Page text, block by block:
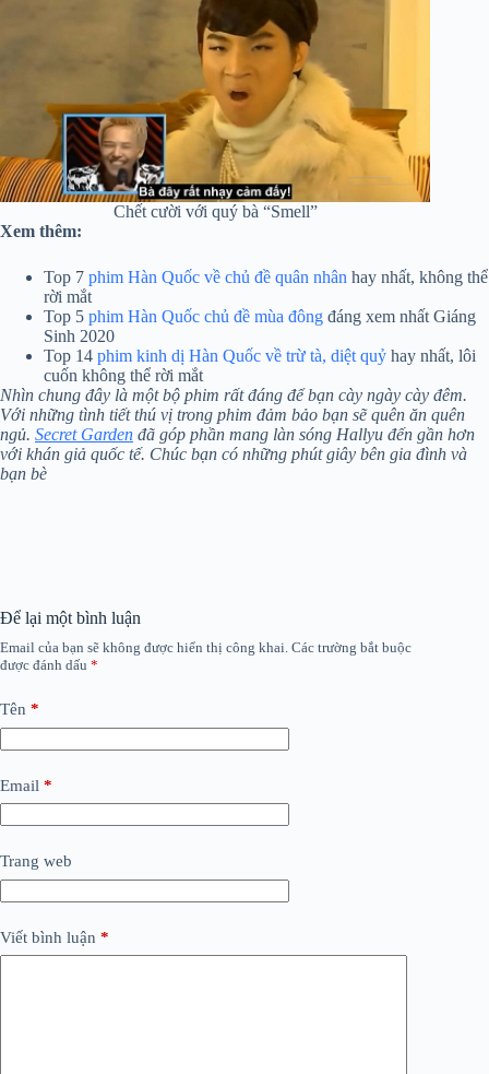
Chết cười với quý bà “Smell”
Xem thêm:
Top 7 phim Hàn Quốc về chủ đề quân nhân hay nhất, không thể
rời mắt
Top 5 phim Hàn Quốc chủ đề mùa đông đáng xem nhất Giáng
Sinh 2020
Top 14 phim kinh dị Hàn Quốc về trừ tà, diệt quỷ hay nhất, lôi
cuốn không thể rời mắt
Nhìn chung đây là một bộ phim rất đáng để bạn cày ngày cày đêm.
Với những tình tiết thú vị trong phim đảm bảo bạn sẽ quên ăn quên
ngủ. Secret Garden đã góp phần mang làn sóng Hallyu đến gần hơn
với khán giả quốc tế. Chúc bạn có những phút giây bên gia đình và
bạn bè
Để lại một bình luận
Email của bạn sẽ không được hiển thị công khai. Các trường bắt buộc
được đánh dấu *
Tên *
Email *
Trang web
Viết bình luận *